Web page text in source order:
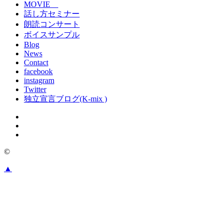
MOVIE
話し方セミナー
朗読コンサート
ボイスサンプル
Blog
News
Contact
facebook
instagram
Twitter
独立宣言ブログ(K-mix )
©
▲